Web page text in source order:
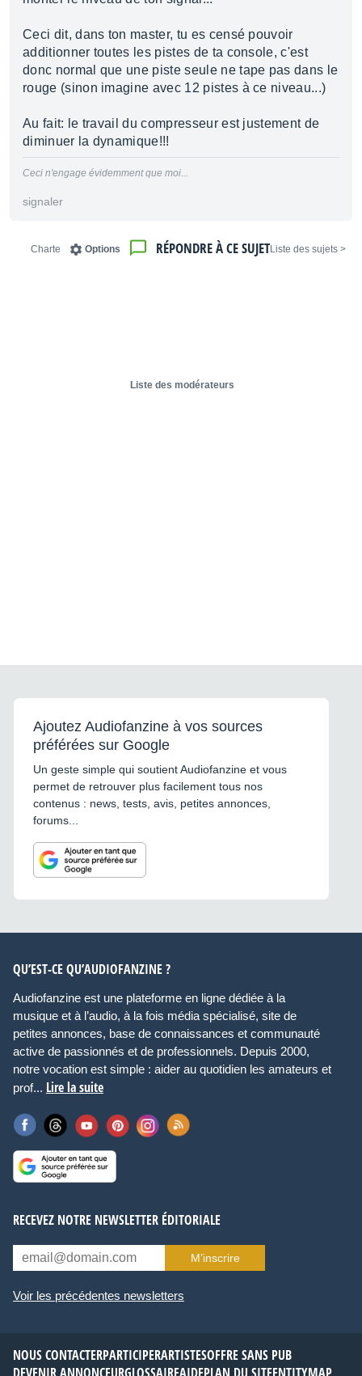
Ceci dit, dans ton master, tu es censé pouvoir
additionner toutes les pistes de ta console, c'est
donc normal que une piste seule ne tape pas dans le
rouge (sinon imagine avec 12 pistes à ce niveau...)
Au fait: le travail du compresseur est justement de
diminuer la dynamique!!!
Ceci n'engage évidemment que moi...
signaler
< Liste des sujets
RÉPONDRE À CE SUJET
Options
Charte
Liste des modérateurs
Ajoutez Audiofanzine à vos sources
préférées sur Google
Un geste simple qui soutient Audiofanzine et vous
permet de retrouver plus facilement tous nos
contenus : news, tests, avis, petites annonces,
forums...
QU’EST-CE QU’AUDIOFANZINE ?
Audiofanzine est une plateforme en ligne dédiée à la
musique et à l’audio, à la fois média spécialisé, site de
petites annonces, base de connaissances et communauté
active de passionnés et de professionnels. Depuis 2000,
notre vocation est simple : aider au quotidien les amateurs et
prof... Lire la suite
RECEVEZ NOTRE NEWSLETTER ÉDITORIALE
M’inscrire
Voir les précédentes newsletters
NOUS CONTACTERPARTICIPERARTISTESOFFRE SANS PUB